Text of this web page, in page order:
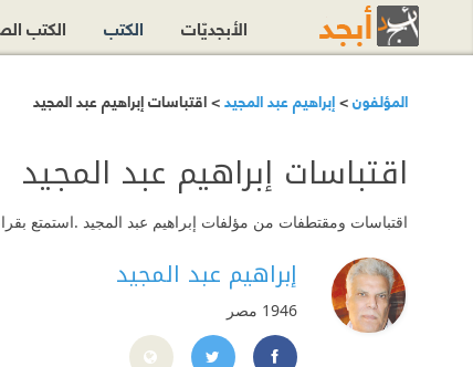
المؤلفون>إبراهيم عبد المجيد> اقتباسات إبراهيم عبد المجيد
اقتباسات إبراهيم عبد المجيد
اقتباسات ومقتطفات من مؤلفات إبراهيم عبد المجيد .استمتع
إبراهيم عبد المجيد
1946 مصر
231241866913235
twitter.com/ibmeguid
الأبجديّات الكتب الكتب